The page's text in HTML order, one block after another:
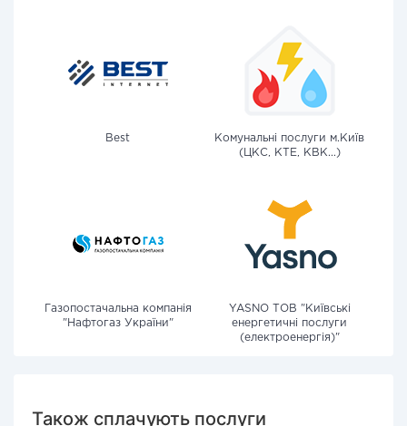
Best
Комунальні послуги м.Київ
(ЦКС, КТЕ, КВК...)
Газопостачальна компанія
"Нафтогаз України"
YASNO ТОВ "Київські
енергетичні послуги
(електроенергія)"
Також сплачують послуги